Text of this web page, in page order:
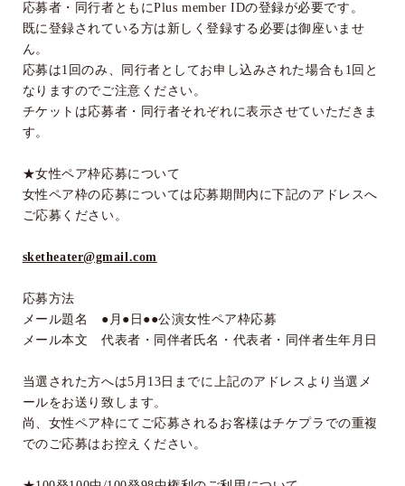
応募者・同行者ともにPlus member IDの登録が必要です。
既に登録されている方は新しく登録する必要は御座いませ
ん。
応募は1 回のみ、同行者としてお申し込みされた場合も 1 回と
なりますのでご注意ください。
チケットは応募者・同行者それぞれに表示させていただきま
す。
★女性ペア枠応募について
女性ペア枠の応募については応募期間内に下記のアドレスへ
ご応募ください。
sketheater@gmail.com
応募方法
メール題名 ●月●日●●公演女性ペア枠応募
メール本文 代表者・同伴者氏名・代表者・同伴者生年月日
当選された方へは5 月 13 日までに上記のアドレスより当選メ
ールをお送り致します。
尚、女性ペア枠にてご応募されるお客様はチケプラでの重複
でのご応募はお控えください。